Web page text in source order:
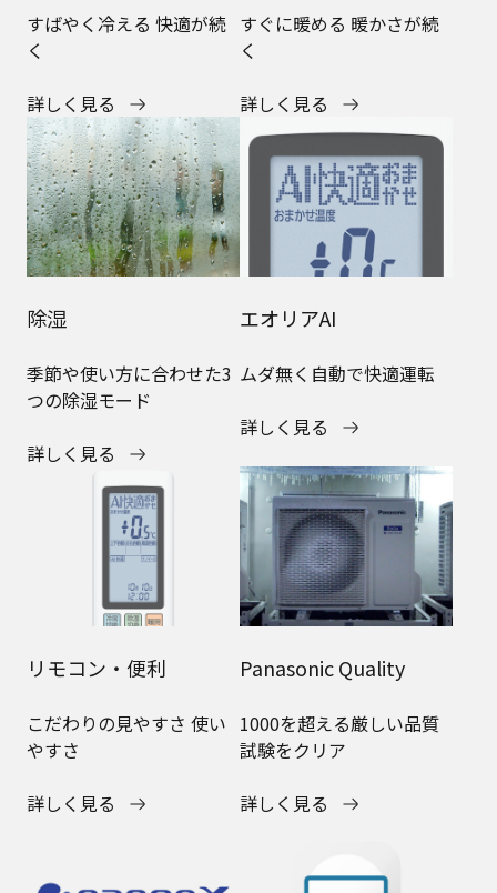
すばやく冷える 快適が続
く
詳しく見る
すぐに暖める 暖かさが続
く
詳しく見る
除湿
季節や使い方に合わせた3
つの除湿モード
詳しく見る
エオリアAI
ムダ無く自動で快適運転
詳しく見る
リモコン・便利
こだわりの見やすさ 使い
やすさ
詳しく見る
Panasonic Quality
1000を超える厳しい品質
試験をクリア
詳しく見る